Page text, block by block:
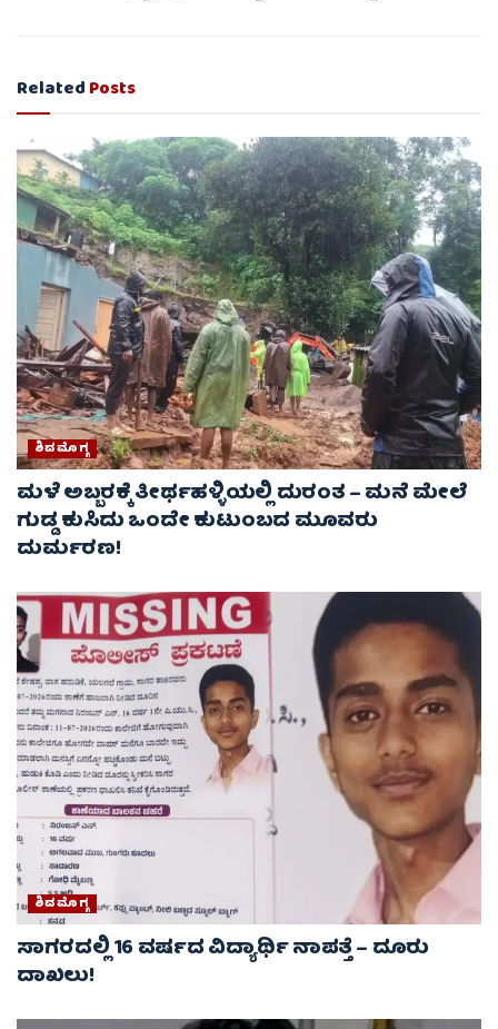
RelatedPosts
ಶಿವಮೊಗ್ಗ
ಮಳೆ ಅಬ್ಬರಕ್ಕೆ ತೀರ್ಥಹಳ್ಳಿಯಲ್ಲಿ ದುರಂತ – ಮನೆ ಮೇಲೆ
ಗುಡ್ಡ ಕುಸಿದು ಒಂದೇ ಕುಟುಂಬದ ಮೂವರು
ದುರ್ಮರಣ!
ಶಿವಮೊಗ್ಗ
ಸಾಗರದಲ್ಲಿ 16 ವರ್ಷದ ವಿದ್ಯಾರ್ಥಿ ನಾಪತ್ತೆ – ದೂರು
ದಾಖಲು!